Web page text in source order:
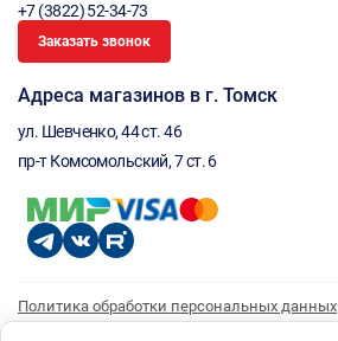
+7 (3822) 52-34-73
Заказать звонок
Адреса магазинов в г. Томск
ул. Шевченко, 44 ст. 46
пр-т Комсомольский, 7 ст. 6
Политика обработки персональных данных